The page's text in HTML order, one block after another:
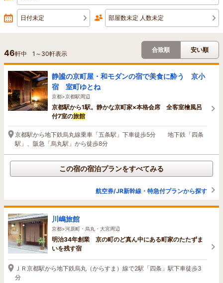
日付未定 部屋数未定 人数未定
46軒中 1 ～ 30軒表示
合致順 安い順
静謐の京町屋・和モダンの宿で美食に酔う 京小
宿 室町ゆとね
京都>京都駅周辺
京都駅から1駅。静かな京町家×本格会席 全客室檜風呂
付7室の旅館
京都駅から地下鉄烏丸線乗車「五条駅」下車徒歩5分 地下鉄「四条
駅」、阪急「烏丸駅」から徒歩8分
この宿の宿泊プランをすべてみる
航空券/JR新幹線・特急付プランから探す
川嶋旅館
京都>河原町・烏丸・大宮周辺
明治34年創業 京の町のど真ん中にある町家のたたずま
いを残す宿
ＪＲ京都駅から地下鉄烏丸（からすま）線で2駅「四条」駅下車徒歩3
分